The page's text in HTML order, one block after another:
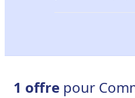
1 offre pour